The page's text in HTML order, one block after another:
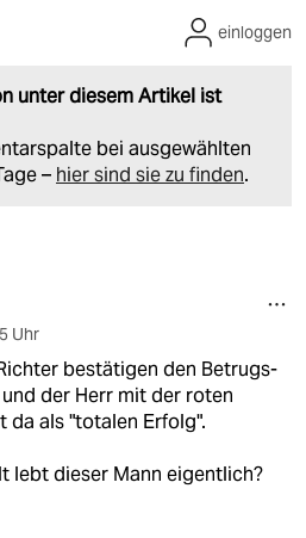
unter diesem Artikel ist
bei ausgewählten
– hier sind sie zu finden.
einloggen
Uhr
bestätigen den Betrugs-
der Herr mit der roten
da als "totalen Erfolg".
lebt dieser Mann eigentlich?